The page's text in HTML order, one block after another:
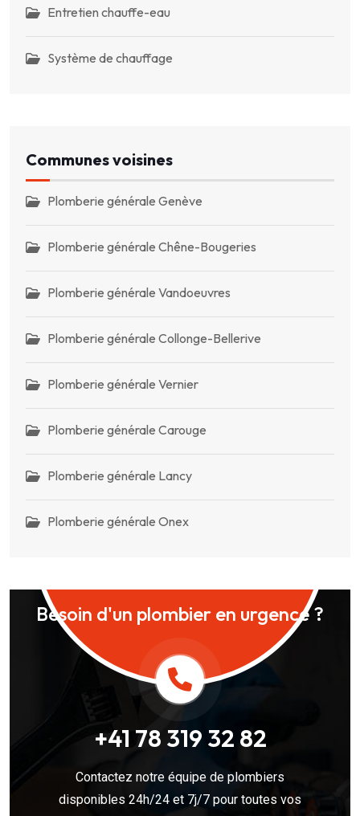
Entretien chauffe-eau
Système de chauffage
Communes voisines
Plomberie générale Genève
Plomberie générale Chêne-Bougeries
Plomberie générale Vandoeuvres
Plomberie générale Collonge-Bellerive
Plomberie générale Vernier
Plomberie générale Carouge
Plomberie générale Lancy
Plomberie générale Onex
Besoin d'un plombier en urgence ?
+41 78 319 32 82
Contactez notre équipe de plombiers
disponibles 24h/24 et 7j/7 pour toutes vos